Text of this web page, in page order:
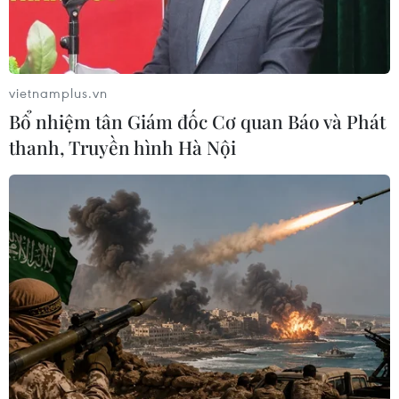
Nhà lãnh đạo tối cao Iran Ayatollah Ali Khamenei. (Ảnh:
AFP/TTXVN)
Theo phóng viên TTXVN tại khu vực Trung
Đông, lãnh tụ tối cao Iran, ông Ali Khamenei
khẳng định trật tự thế giới đơn cực là không thể
được chấp nhận.
vietnamplus.vn
Bổ nhiệm tân Giám đốc Cơ quan Báo và Phát
thanh, Truyền hình Hà Nội